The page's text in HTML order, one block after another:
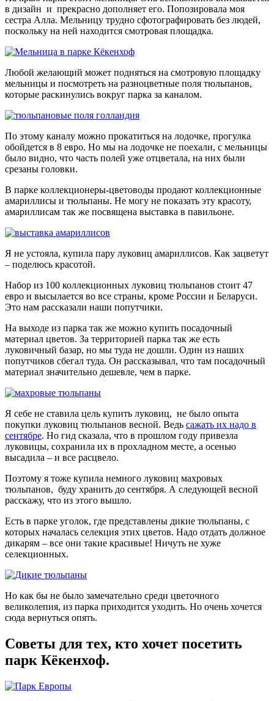
в дизайн и прекрасно дополняет его. Попозировала моя
сестра Алла. Мельницу трудно сфотографировать без людей,
поскольку на ней находится смотровая площадка.
Любой желающий может подняться на смотровую площадку
мельницы и посмотреть на разноцветные поля тюльпанов,
которые раскинулись вокруг парка за каналом.
По этому каналу можно прокатиться на лодочке, прогулка
обойдется в 8 евро. Но мы на лодочке не поехали, с мельницы
было видно, что часть полей уже отцветала, на них были
срезаны головки.
В парке коллекционеры-цветоводы продают коллекционные
амариллисы и тюльпаны. Не могу не показать эту красоту,
амариллисам так же посвящена выставка в павильоне.
Я не устояла, купила пару луковиц амариллисов. Как зацветут
– поделюсь красотой.
Набор из 100 коллекционных луковиц тюльпанов стоит 47
евро и высылается во все страны, кроме России и Беларуси.
Это нам рассказали наши попутчики.
На выходе из парка так же можно купить посадочный
материал цветов. За территорией парка так же есть
луковичный базар, но мы туда не дошли. Один из наших
попутчиков сбегал туда. Он рассказывал, что там посадочный
материал значительно дешевле, чем в парке.
Я себе не ставила цель купить луковиц, не было опыта
покупки луковиц тюльпанов весной. Ведь сажать их надо в
сентябре. Но гид сказала, что в прошлом году привезла
луковицы, сохранила их в прохладном месте, а осенью
высадила – и все расцвело.
Поэтому я тоже купила немного луковиц махровых
тюльпанов, буду хранить до сентября. А следующей весной
расскажу, что из этого вышло.
Есть в парке уголок, где представлены дикие тюльпаны, с
которых началась селекция этих цветов. Надо отдать должное
дикарям – все они такие красивые! Ничуть не хуже
селекционных.
Но как бы не было замечательно среди цветочного
великолепия, из парка приходится уходить. Но очень хочется
сюда вернуться опять.
Советы для тех, кто хочет посетить
парк Кёкенхоф.